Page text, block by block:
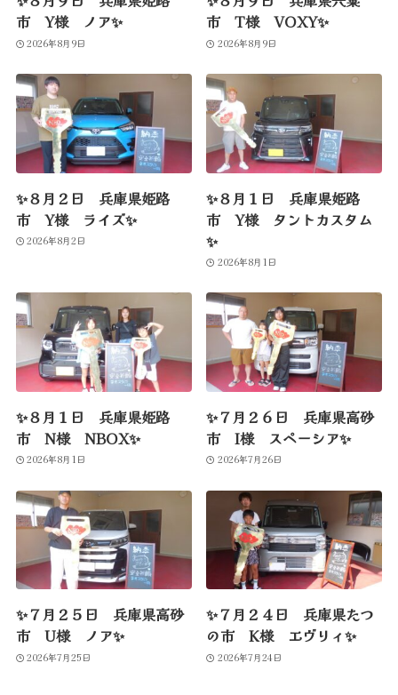
市 Y様 ノア✨
2026年8月9日
市 T様 VOXY✨
2026年8月9日
✨８月２日 兵庫県姫路
市 Y様 ライズ✨
2026年8月2日
✨８月１日 兵庫県姫路
市 Y様 タントカスタム
✨
2026年8月1日
✨８月１日 兵庫県姫路
市 N様 NBOX✨
2026年8月1日
✨７月２６日 兵庫県高砂
市 I様 スペーシア✨
2026年7月26日
✨７月２５日 兵庫県高砂
市 U様 ノア✨
2026年7月25日
✨７月２４日 兵庫県たつ
の市 K様 エヴリィ✨
2026年7月24日